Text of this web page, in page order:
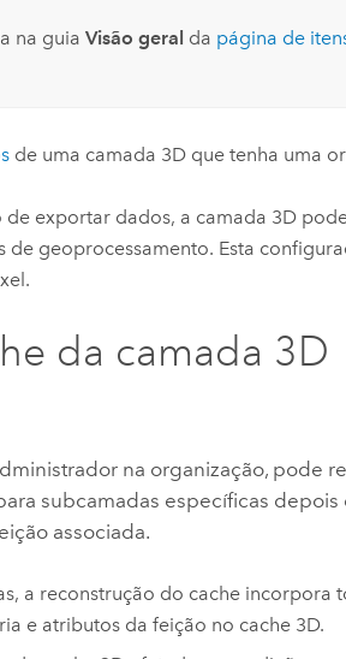
na guiaVisão geral da página de
de uma camada 3D que tenha uma
exportar dados, a camada 3D
de geoprocessamento. Esta
da camada 3D
na organização, pode
subcamadas específicas
associada.
a reconstrução do cache incorpora
e atributos da feição no cache 3D.